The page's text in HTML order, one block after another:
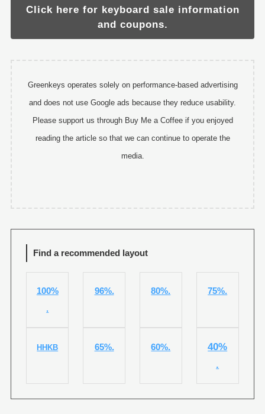
Click here for keyboard sale information
and coupons.
Greenkeys operates solely on performance-based advertising
and does not use Google ads because they reduce usability.
Please support us through Buy Me a Coffee if you enjoyed
reading the article so that we can continue to operate the
media.
Find a recommended layout
100%
.
96%. 80%. 75%.
HHKB 65%. 60%.
40%
.